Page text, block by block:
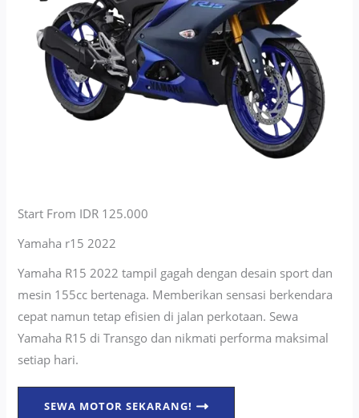
Start From IDR 125.000
Yamaha r15 2022
Yamaha R15 2022 tampil gagah dengan desain sport dan
mesin 155cc bertenaga. Memberikan sensasi berkendara
cepat namun tetap efisien di jalan perkotaan. Sewa
Yamaha R15 di Transgo dan nikmati performa maksimal
setiap hari.
SEWA MOTOR SEKARANG!